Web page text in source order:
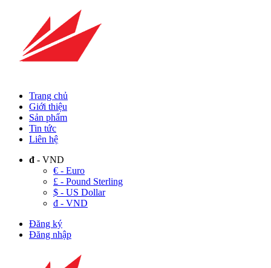
Trang chủ
Giới thiệu
Sản phẩm
Tin tức
Liên hệ
đ - VND
€ - Euro
£ - Pound Sterling
$ - US Dollar
đ - VND
Đăng ký
Đăng nhập